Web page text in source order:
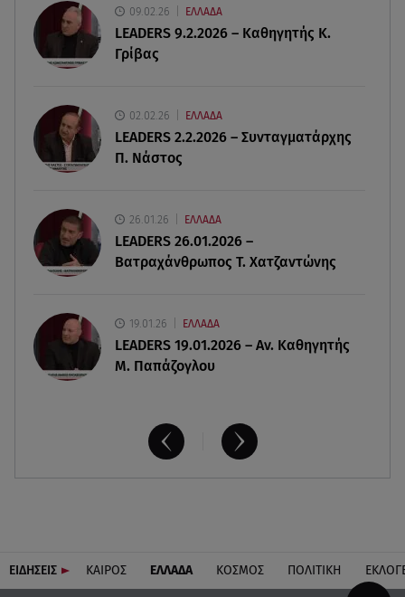
που βρέθηκε σε σπηλιά
08.08.26 , 14:50
08.08.26 , 14:25
Καιρός: Σε πορτοκαλί συναγερμό η χώρα για
φωτιές τα επόμενα 24ωρα
08.08.26 , 14:00
Summer fling: Γιατί να πεις ναι σε έναν
καλοκαιρινό έρωτα
09.02.26 ΕΛΛΑΔΑ
LEADERS 9.2.2026 – Καθηγητής Κ.
Γρίβας
02.02.26 ΕΛΛΑΔΑ
LEADERS 2.2.2026 – Συνταγματάρχης
Π. Νάστος
26.01.26 ΕΛΛΑΔΑ
LEADERS 26.01.2026 –
Βατραχάνθρωπος Τ. Χατζαντώνης
19.01.26 ΕΛΛΑΔΑ
LEADERS 19.01.2026 – Αν. Καθηγητής
Μ. Παπάζογλου
ΕΙΔΗΣΕΙΣ ΚΑΙΡΟΣ ΕΛΛΑΔΑ ΚΟΣΜΟΣ ΠΟΛΙΤΙΚΗ